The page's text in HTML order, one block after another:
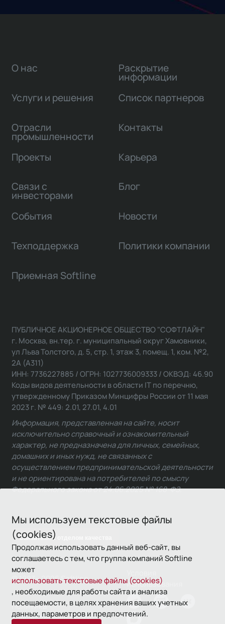
Мы используем текстовые файлы
(cookies)
Продолжая использовать данный веб-сайт, вы
соглашаетесь с тем, что группа компаний Softline
может
использовать текстовые файлы (cookies)
, необходимые для работы сайта и анализа
посещаемости, в целях хранения ваших учетных
данных, параметров и предпочтений.
О нас
Услуги и решения
Отрасли
промышленности
Проекты
Связи с
инвесторами
Раскрытие
информации
Список партнеров
Контакты
Карьера
Блог
События Новости
Техподдержка Политики компании
Приемная Softline
Связаться с отделом качества
ПУБЛИЧНОЕ АКЦИОНЕРНОЕ ОБЩЕСТВО "СОФТЛАЙН"
г. Москва, вн.тер. г. муниципальный округ Хамовники,
ул Льва Толстого, д. 5, стр. 1, этаж 3, помещ. 1, ком. №2,
2А (А311)
ИНН: 7736227885 / ОГРН: 1027736009333 / ОКВЭД: 46.90
Коды видов деятельности в области IT по перечню,
утвержденному Приказом Минцифры России от 11 мая
2023 г. № 449: 2.01, 27.01, 4.01
Информация, представленная на сайте, носит
исключительно справочный и ознакомительный
характер, не предназначена для личных, семейных,
домашних и иных нужд, не связанных с
осуществлением предпринимательской деятельности
и не ориентирована на потребителей по смыслу
Федерального закона от 24.06.2025 № 168-ФЗ.
© 1993—2026 Softline
использования
Политика
конфиденциальности